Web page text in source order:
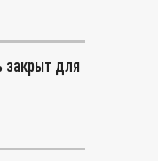
закрыт для